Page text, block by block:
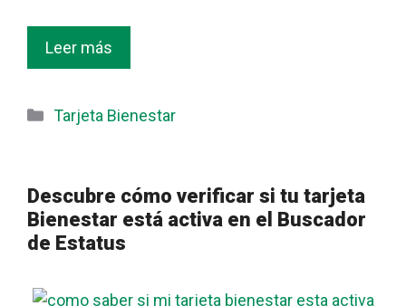
Leer más
Categorías
Tarjeta Bienestar
Descubre cómo verificar si tu tarjeta
Bienestar está activa en el Buscador
de Estatus